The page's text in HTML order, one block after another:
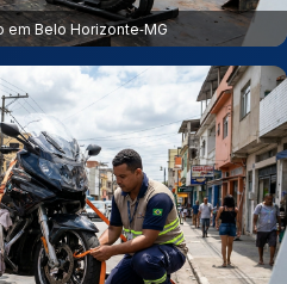
em Belo Horizonte‑MG